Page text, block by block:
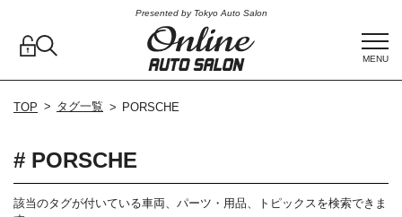
Presented by Tokyo Auto Salon
MENU
TOP タグ一覧 PORSCHE
# PORSCHE
該当のタグが付いている車両、パーツ・用品、トピックスを検索できま